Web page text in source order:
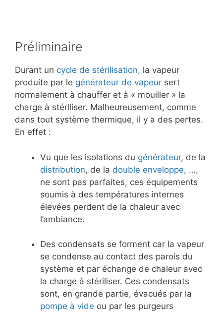
Préliminaire
Durant un cycle de stérilisation, la vapeur
produite par le générateur de vapeur sert
normalement à chauffer et à « mouiller » la
charge à stériliser. Malheureusement, comme
dans tout système thermique, il y a des pertes.
En effet :
Vu que les isolations du générateur, de la
distribution, de la double enveloppe, …,
ne sont pas parfaites, ces équipements
soumis à des températures internes
élevées perdent de la chaleur avec
l’ambiance.
Des condensats se forment car la vapeur
se condense au contact des parois du
système et par échange de chaleur avec
la charge à stériliser. Ces condensats
sont, en grande partie, évacués par la
pompe à vide ou par les purgeurs